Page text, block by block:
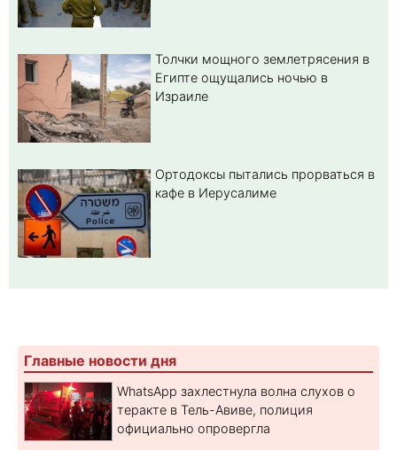
Толчки мощного землетрясения в
Египте ощущались ночью в
Израиле
Ортодоксы пытались прорваться в
кафе в Иерусалиме
Главные новости дня
WhatsApp захлестнула волна слухов о
теракте в Тель-Авиве, полиция
официально опровергла